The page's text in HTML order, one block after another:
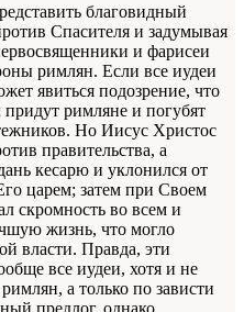
благовидный
Спасителя и задумывая
и фарисеи
римлян. Если все иудеи
явиться подозрение, что
римляне и погубят
Но Иисус Христос
правительства, а
кесарю и уклонился от
царем; затем при Своем
скромность во всем и
жизнь, что могло
власти. Правда, эти
все иудеи, хотя и не
а только по зависти
предлог, однако